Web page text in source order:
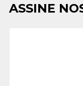
ASSINE